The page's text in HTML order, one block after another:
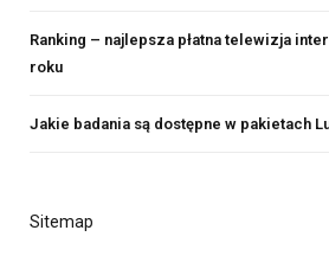
Ranking – najlepsza płatna telewizja
roku
Jakie badania są dostępne w pakietach
Sitemap